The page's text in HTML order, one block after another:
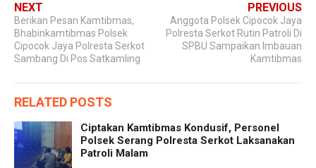
NEXT
Berikan Pesan Kamtibmas,
Bhabinkamtibmas Polsek
Cipocok Jaya Polresta Serkot
Sambang Di Pos Satkamling
PREVIOUS
Anggota Polsek Cipocok Jaya
Polresta Serkot Rutin Patroli Di
SPBU Sampaikan Imbauan
Kamtibmas
RELATED POSTS
Ciptakan Kamtibmas Kondusif, Personel
Polsek Serang Polresta Serkot Laksanakan
Patroli Malam